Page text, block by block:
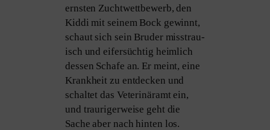
erns­ten Zuchtwettbewerb, den
Kiddi mit sei­nem Bock gewinnt,
schaut sich sein Bruder miss­trau­
isch und eifer­süch­tig heim­lich
des­sen Schafe an. Er meint, eine
Krankheit zu ent­de­cken und
schal­tet das Veterinäramt ein,
und trau­ri­ger­wei­se geht die
Sache aber nach hin­ten los.